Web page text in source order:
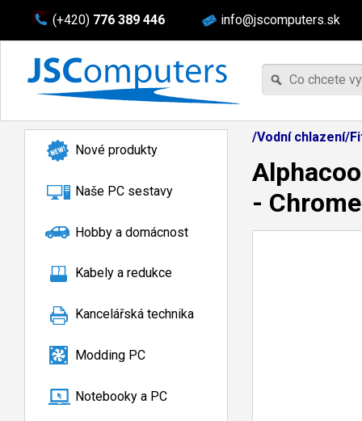
(+420) 776 389 446 info@jscomputers.sk
Nové produkty
Naše PC sestavy
Hobby a domácnost
Kabely a redukce
Kancelářská technika
Modding PC
Notebooky a PC
/Vodní chlazení/
- Chrome